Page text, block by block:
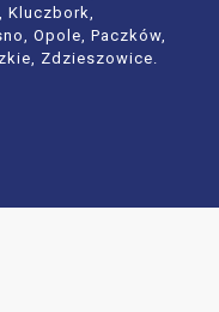
Kluczbork,
Opole, Paczków,
Zdzieszowice.